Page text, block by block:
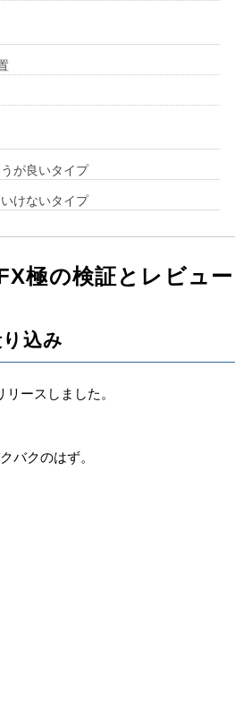
が良いタイプ
けないタイプ
極の検証とレビュー
込み
ースしました。
バクのはず。